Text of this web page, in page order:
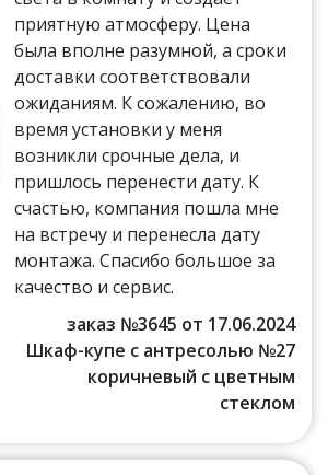
приятную атмосферу. Цена
была вполне разумной, а сроки
доставки соответствовали
ожиданиям. К сожалению, во
время установки у меня
возникли срочные дела, и
пришлось перенести дату. К
счастью, компания пошла мне
на встречу и перенесла дату
монтажа. Спасибо большое за
качество и сервис.
заказ №3645 от 17.06.2024
Шкаф-купе с антресолью №27
коричневый с цветным
стеклом